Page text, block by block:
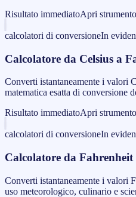
Risultato immediatoApri strumento
calcolatori di conversioneIn
Calcolatore da Celsius a
Converti istantaneamente i valori
matematica esatta di conversione
Risultato immediatoApri strumento
calcolatori di conversioneIn
Calcolatore da Fahrenheit
Converti istantaneamente i valori
uso meteorologico, culinario e